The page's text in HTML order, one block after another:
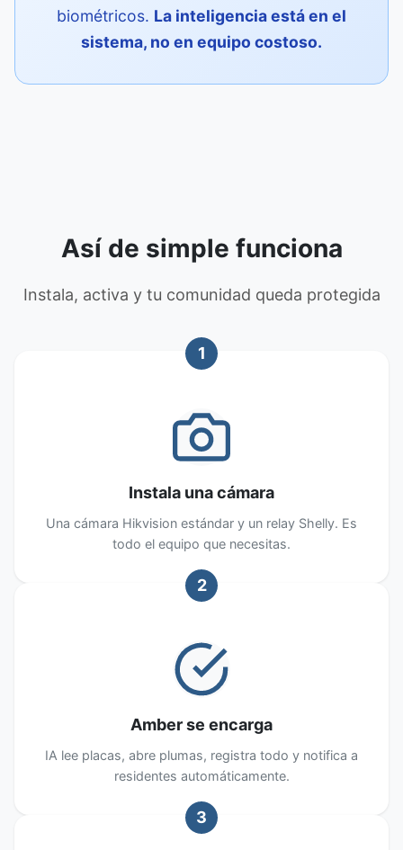
biométricos. La inteligencia está en el
sistema, no en equipo costoso.
Así de simple funciona
Instala, activa y tu comunidad queda protegida
1
Instala una cámara
Una cámara Hikvision estándar y un relay Shelly. Es
todo el equipo que necesitas.
2
Amber se encarga
IA lee placas, abre plumas, registra todo y notifica a
residentes automáticamente.
3